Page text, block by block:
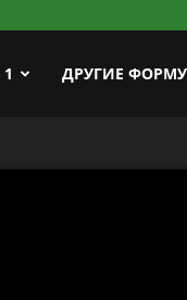
ДРУГИЕ